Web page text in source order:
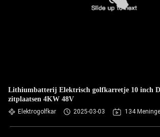
Lithiumbatterij Elektrisch golfkarretje 10 inch
zitplaatsen 4KW 48V
Elektrogolfkar 2025-03-03 134